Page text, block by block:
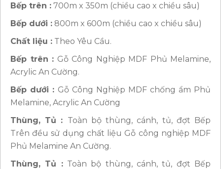
Bếp trên : 700m x 350m (chiều cao x chiều sâu)
Bếp dưới : 800m x 600m (chiều cao x chiều sâu)
Chất liệu : Theo Yêu Cầu.
Bếp trên : Gỗ Công Nghiệp MDF Phủ Melamine,
Acrylic An Cường.
Bếp dưới : Gỗ Công Nghiệp MDF chống ẩm Phủ
Melamine, Acrylic An Cường
Thùng, Tủ : Toàn bộ thùng, cánh, tủ, đợt Bếp
Trên đều sử dụng chất liệu Gỗ công nghiệp MDF
Phủ Melamine An Cường.
Thùng, Tủ :Toàn bộ thùng, cánh, tủ, đợt Bếp